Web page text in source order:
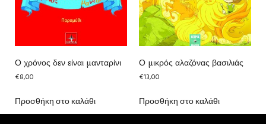
Ο χρόνος δεν είναι μανταρίνι
€8,00
Προσθήκη στο καλάθι
Ο μικρός αλαζόνας βασιλιάς
€13,00
Προσθήκη στο καλάθι